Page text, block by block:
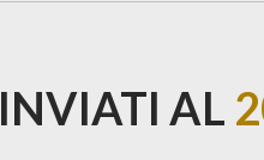
RINVIATI AL